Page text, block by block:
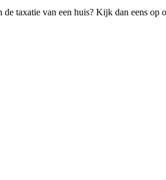
de taxatie van een huis? Kijk dan eens op